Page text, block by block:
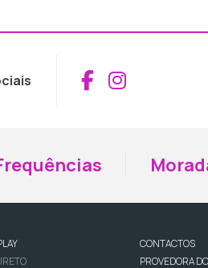
Aceder ao
Aceder
CONTACTOS
PROVEDORA DO